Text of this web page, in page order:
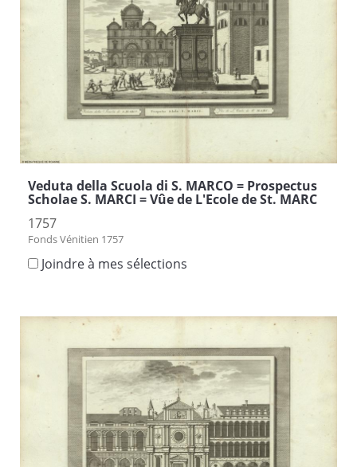
Veduta della Scuola di S. MARCO = Prospectus
Scholae S. MARCI = Vûe de L'Ecole de St. MARC
1757
Fonds Vénitien 1757
Joindre à mes sélections